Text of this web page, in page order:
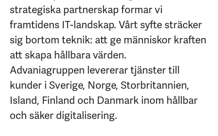
strategiska partnerskap formar vi
framtidens IT-landskap. Vårt syfte sträcker
sig bortom teknik: att ge människor kraften
att skapa hållbara värden.
Advaniagruppen levererar tjänster till
kunder i Sverige, Norge, Storbritannien,
Island, Finland och Danmark inom hållbar
och säker digitalisering.